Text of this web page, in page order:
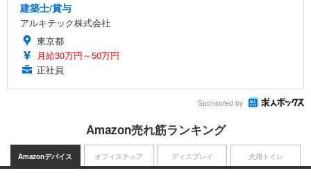
建築士/賞与
アルキテック株式会社
東京都
月給30万円～50万円
正社員
Sponsored by
Amazon売れ筋ランキング
Amazonデバイス オフィスチェア ディスプレイ 犬用トイレ